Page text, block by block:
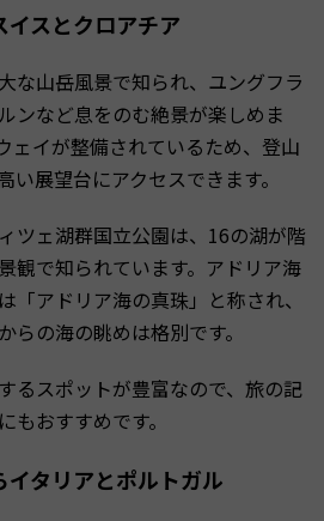
スとクロアチア
な山岳風景で知られ、ユングフラ
ンなど息をのむ絶景が楽しめま
ェイが整備されているため、登山
展望台にアクセスできます。
ツェ湖群国立公園は、16の湖が階
観で知られています。アドリア海
「アドリア海の真珠」と称され、
らの海の眺めは格別です。
るスポットが豊富なので、旅の記
もおすすめです。
タリアとポルトガル